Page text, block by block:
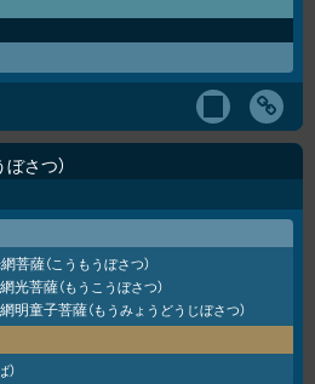
ぼさつ
菩薩（こうもうぼさつ）
網光菩薩（もうこうぼさつ）
網明童子菩薩（もうみょうどうじぼさつ）
）